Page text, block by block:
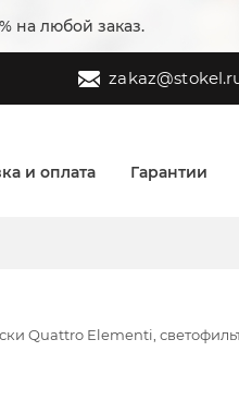
на любой заказ.
и оплата Гарантии
Quattro Elementi,